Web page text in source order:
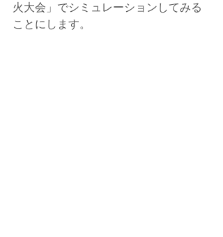
火大会」でシミュレーションしてみる
ことにします。